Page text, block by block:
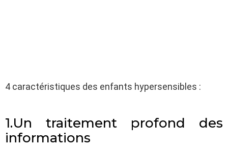
4 caractéristiques des enfants hypersensibles :
1.Un traitement profond des
informations